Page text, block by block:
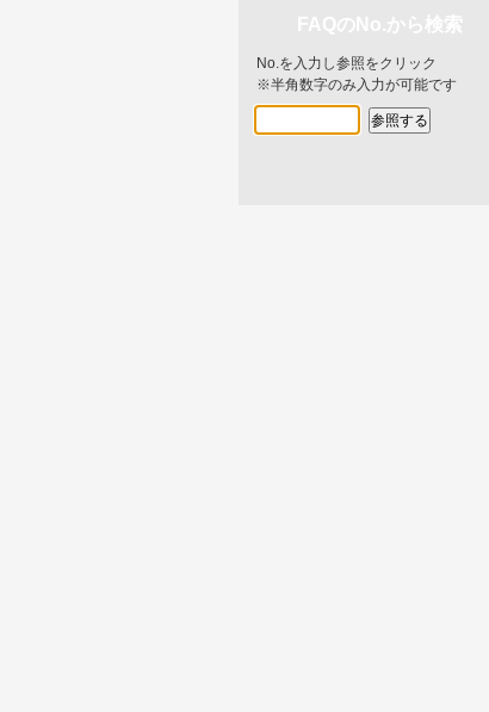
No.を入力し参照をクリック
※半角数字のみ入力が可能です